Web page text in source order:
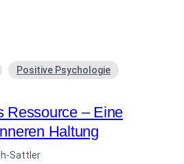
Positive Psychologie
Ressource – Eine
Haltung
Sattler